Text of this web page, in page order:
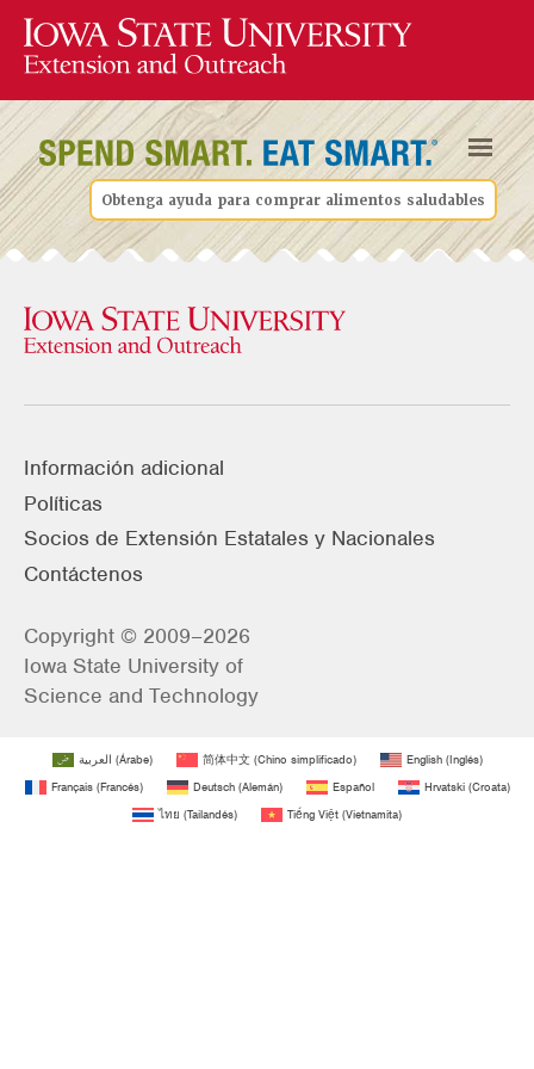
Obtenga ayuda para comprar alimentos saludables
Información adicional
Políticas
Socios de Extensión Estatales y Nacionales
Contáctenos
Copyright © 2009–2026
Iowa State University of
Science and Technology
العربية (Árabe) 简体中文(Chino simplificado) English(Inglés)
Français(Francés) Deutsch(Alemán) Español Hrvatski(Croata)
ไทย (Tailandés) Tiếng Việt (Vietnamita)